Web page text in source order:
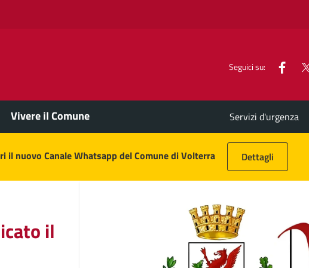
Seguici su:
Vivere il Comune Servizi d'urgenza
il nuovo Canale Whatsapp del Comune di Volterra Dettagli
il